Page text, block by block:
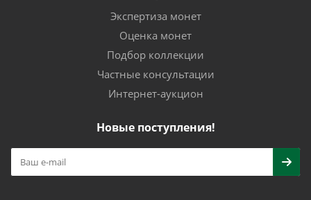
Экспертиза монет
Оценка монет
Подбор коллекции
Частные консультации
Интернет-аукцион
Новые поступления!